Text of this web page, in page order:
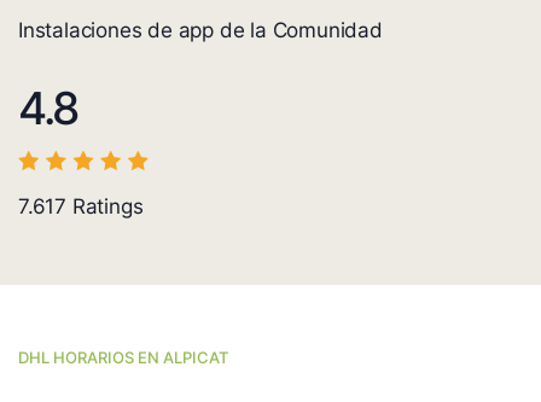
Instalaciones de app de la Comunidad
4.8
7.617 Ratings
DHL HORARIOS EN ALPICAT